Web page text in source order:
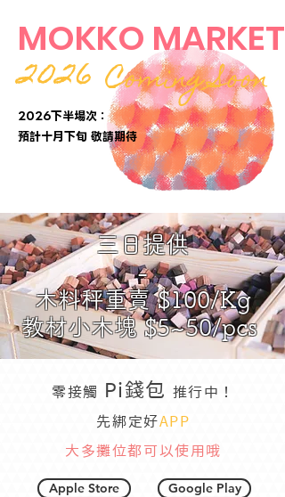
2026下半場次：
​預計十月下旬 敬請期待
MOKKO MARKET
2026Coming Soon
三日提供
-
木料秤重賣 $100/Kg
教材小木塊 $5~50/pcs
零接觸 Pi錢包 推行中！
先綁定好APP
大多攤位都可以使用哦
Apple Store Google Play